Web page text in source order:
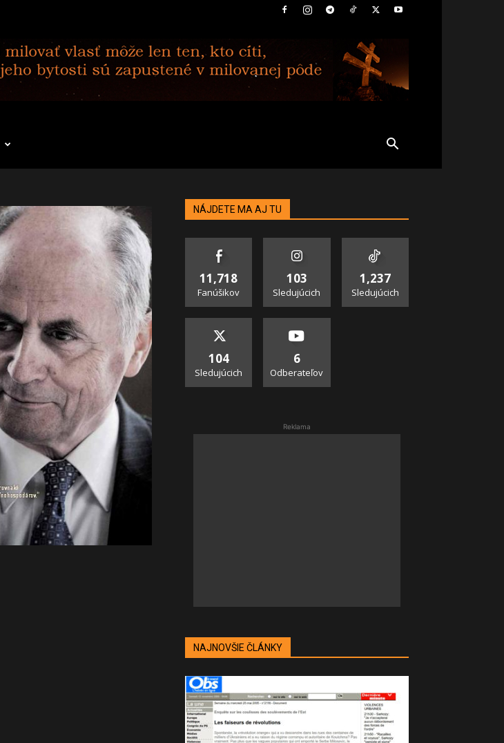
NÁJDETE MA AJ TU
11,718
Fanúšikov
103
Sledujúcich
1,237
Sledujúcich
104
Sledujúcich
6
Odberateľov
Reklama
NAJNOVŠIE ČLÁNKY